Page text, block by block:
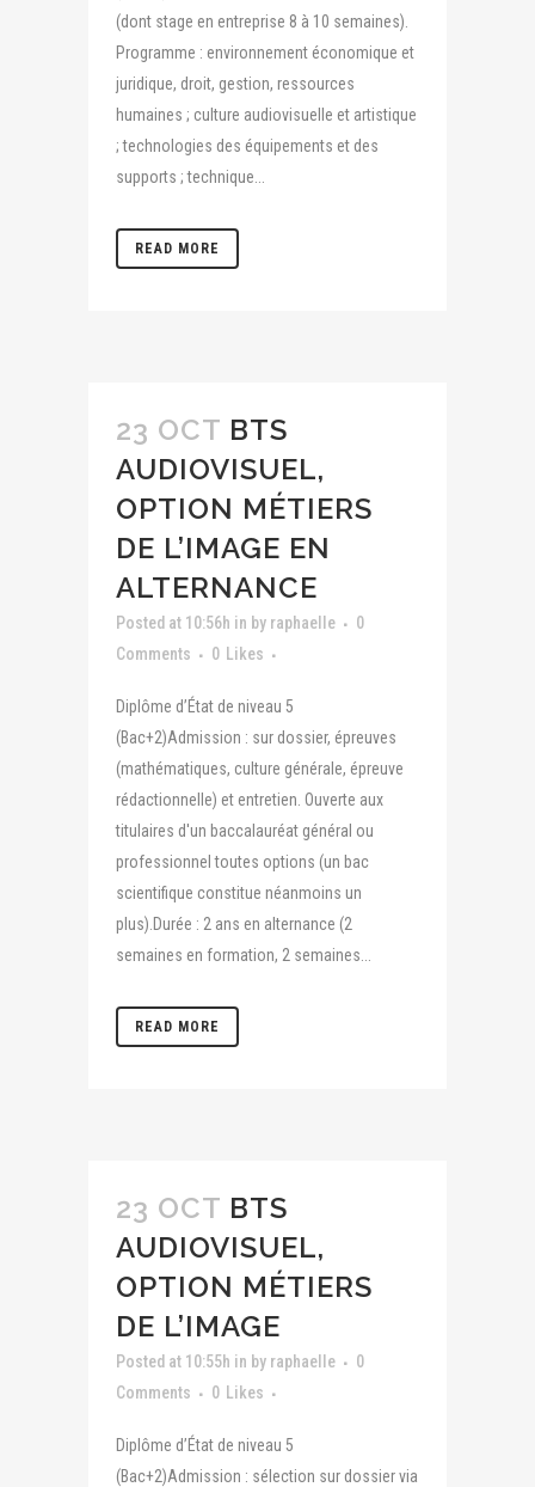
(dont stage en entreprise 8 à 10 semaines).
Programme : environnement économique et
juridique, droit, gestion, ressources
humaines ; culture audiovisuelle et artistique
; technologies des équipements et des
supports ; technique...
READ MORE
23 OCT BTS
AUDIOVISUEL,
OPTION MÉTIERS
DE L’IMAGE EN
ALTERNANCE
Posted at 10:56h in by raphaelle
0
Comments
0 Likes
Diplôme d’État de niveau 5
(Bac+2)Admission : sur dossier, épreuves
(mathématiques, culture générale, épreuve
rédactionnelle) et entretien. Ouverte aux
titulaires d'un baccalauréat général ou
professionnel toutes options (un bac
scientifique constitue néanmoins un
plus).Durée : 2 ans en alternance (2
semaines en formation, 2 semaines...
READ MORE
23 OCT BTS
AUDIOVISUEL,
OPTION MÉTIERS
DE L’IMAGE
Posted at 10:55h in by raphaelle
0
Comments
0 Likes
Diplôme d’État de niveau 5
(Bac+2)Admission : sélection sur dossier via